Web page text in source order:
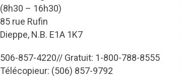
(8h30 – 16h30)
85 rue Rufin
Dieppe, N.B. E1A 1K7
506-857-4220// Gratuit: 1-800-788-8555
Télécopieur: (506) 857-9792